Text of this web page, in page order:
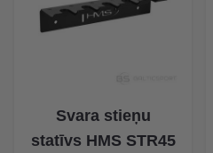
Svara stieņu
statīvs HMS STR45